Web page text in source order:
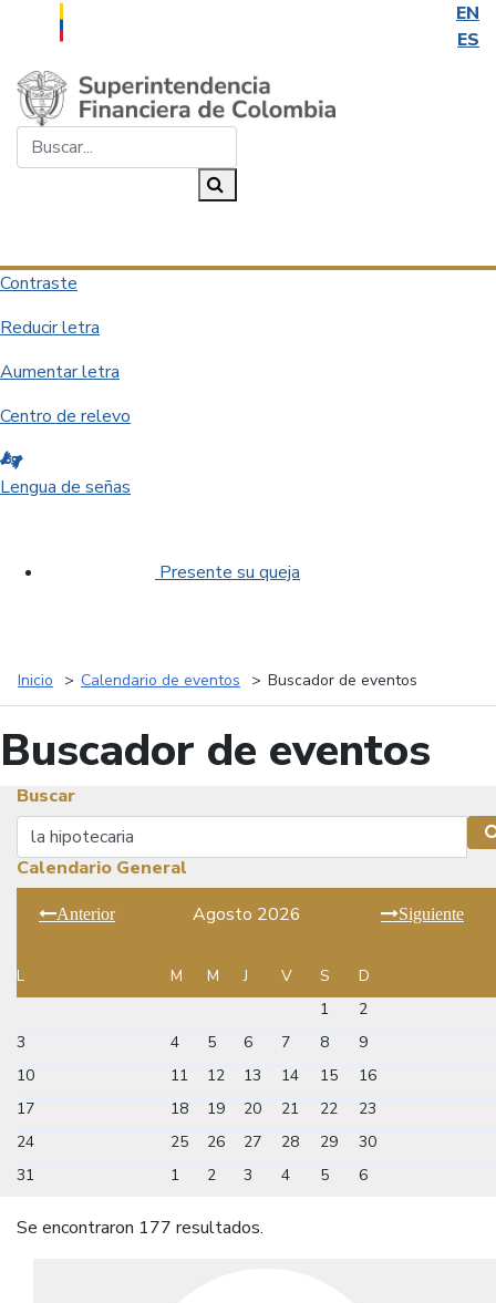
EN
ES
Saltar al contenido principal
Contraste
Reducir letra
Aumentar letra
Centro de relevo
Lengua de señas
Presente su queja
Inicio Calendario de eventos Buscador de eventos
Buscador de eventos
Buscar
Buscar
Calendario General
Anterior Agosto 2026 Siguiente
L M M J V S
D
1
2
3
4 5 6 7 8
9
10
11 12 13 14 15
16
17
18 19 20 21 22
23
24
25 26 27 28 29
30
31
1 2 3 4 5 6
Se encontraron 177 resultados.